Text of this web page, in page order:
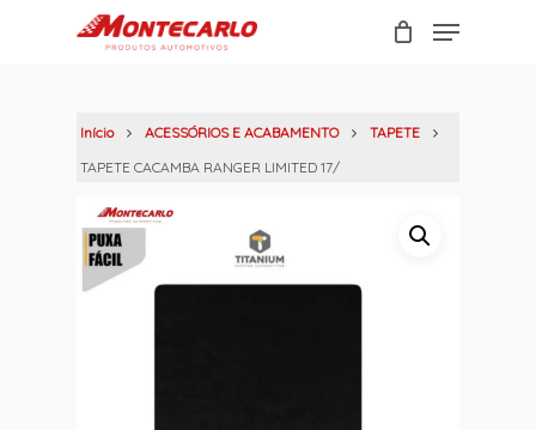
Menu
Carrinho
Início ACESSÓRIOS E ACABAMENTO
TAPETE
TAPETE CACAMBA RANGER LIMITED 17/